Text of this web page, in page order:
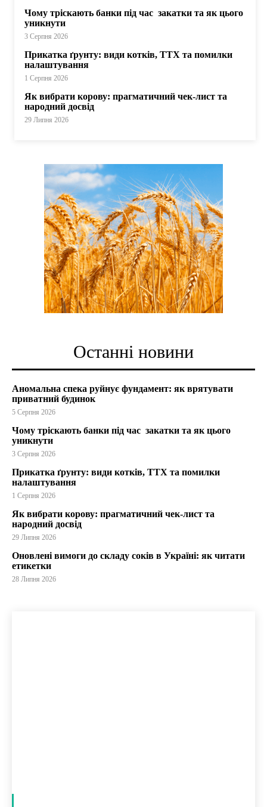
Чому тріскають банки під час закатки та як цього
уникнути
3 Серпня 2026
Прикатка ґрунту: види котків, ТТХ та помилки
налаштування
1 Серпня 2026
Як вибрати корову: прагматичний чек-лист та
народний досвід
29 Липня 2026
Останні новини
Аномальна спека руйнує фундамент: як врятувати
приватний будинок
5 Серпня 2026
Чому тріскають банки під час закатки та як цього
уникнути
3 Серпня 2026
Прикатка ґрунту: види котків, ТТХ та помилки
налаштування
1 Серпня 2026
Як вибрати корову: прагматичний чек-лист та
народний досвід
29 Липня 2026
Оновлені вимоги до складу соків в Україні: як читати
етикетки
28 Липня 2026